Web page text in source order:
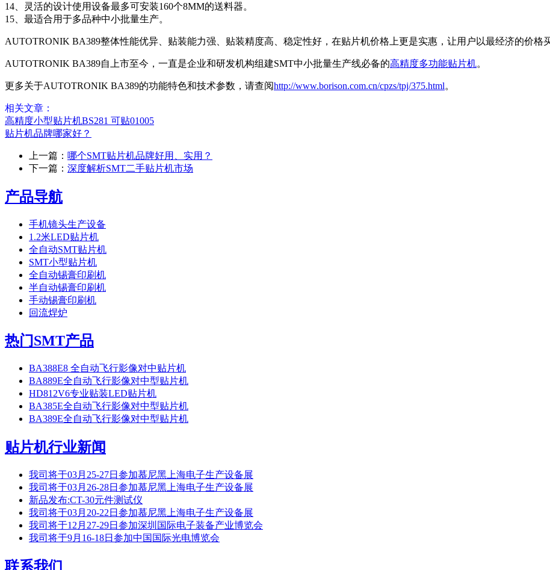
14、灵活的设计使用设备最多可安装160个8MM的送料器。
15、最适合用于多品种中小批量生产。
AUTOTRONIK BA389整体性能优异、贴装能力强、贴装精度高、稳定性好，在贴片机价格上更是实惠，让用户以最经济的价格
AUTOTRONIK BA389自上市至今，一直是企业和研发机构组建SMT中小批量生产线必备的高精度多功能贴片机。
更多关于AUTOTRONIK BA389的功能特色和技术参数，请查阅http://www.borison.com.cn/cpzs/tpj/375.html。
相关文章：
高精度小型贴片机BS281 可贴01005
贴片机品牌哪家好？
上一篇： 哪个SMT贴片机品牌好用、实用？
下一篇： 深度解析SMT二手贴片机市场
产品导航
手机镜头生产设备
1.2米LED贴片机
全自动SMT贴片机
SMT小型贴片机
全自动锡膏印刷机
半自动锡膏印刷机
手动锡膏印刷机
回流焊炉
热门SMT产品
BA388E8 全自动飞行影像对中贴片机
BA889E全自动飞行影像对中型贴片机
HD812V6专业贴装LED贴片机
BA385E全自动飞行影像对中型贴片机
BA389E全自动飞行影像对中型贴片机
贴片机行业新闻
我司将于03月25-27日参加慕尼黑上海电子生产设备展
我司将于03月26-28日参加慕尼黑上海电子生产设备展
新品发布:CT-30元件测试仪
我司将于03月20-22日参加慕尼黑上海电子生产设备展
我司将于12月27-29日参加深圳国际电子装备产业博览会
我司将于9月16-18日参加中国国际光电博览会
联系我们